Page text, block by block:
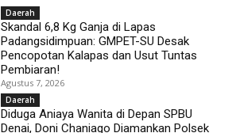
Daerah
Skandal 6,8 Kg Ganja di Lapas
Padangsidimpuan: GMPET-SU Desak
Pencopotan Kalapas dan Usut Tuntas
Pembiaran!
Agustus 7, 2026
Daerah
Diduga Aniaya Wanita di Depan SPBU
Denai, Doni Chaniago Diamankan Polsek